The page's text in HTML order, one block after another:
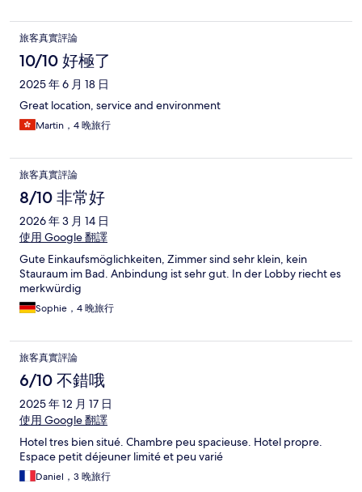
旅客真實評論
10/10 好極了
2025 年 6 月 18 日
Great location, service and environment
Martin，4 晚旅行
旅客真實評論
8/10 非常好
2026 年 3 月 14 日
使用 Google 翻譯
Gute Einkaufsmöglichkeiten, Zimmer sind sehr klein, kein
Stauraum im Bad. Anbindung ist sehr gut. In der Lobby riecht es
merkwürdig
Sophie，4 晚旅行
旅客真實評論
6/10 不錯哦
2025 年 12 月 17 日
使用 Google 翻譯
Hotel tres bien situé. Chambre peu spacieuse. Hotel propre.
Espace petit déjeuner limité et peu varié
Daniel，3 晚旅行